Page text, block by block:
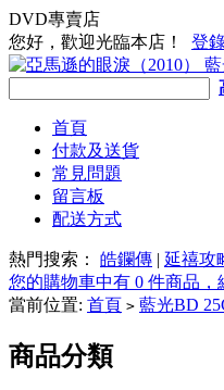
DVD專賣店
您好，歡迎光臨本店！
登
首頁
付款及送貨
常見問題
留言板
配送方式
熱門搜索： 皓鑭傳 | 延禧攻
您的購物車中有 0 件商品，
當前位置: 首頁 > 藍光BD
商品分類